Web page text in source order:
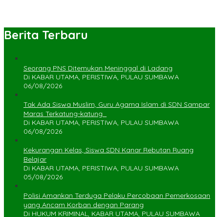
Berita Terbaru
Seorang PNS Ditemukan Meninggal di Ladang
Di KABAR UTAMA, PERISTIWA, PULAU SUMBAWA
06/08/2026
Tak Ada Siswa Muslim, Guru Agama Islam di SDN Sampar
Maras Terkatung-katung ‎
Di KABAR UTAMA, PERISTIWA, PULAU SUMBAWA
06/08/2026
Kekurangan Kelas, Siswa SDN Kanar Rebutan Ruang
Belajar
Di KABAR UTAMA, PERISTIWA, PULAU SUMBAWA
05/08/2026
Polisi Amankan Terduga Pelaku Percobaan Pemerkosaan
yang Ancam Korban dengan Parang
Di HUKUM KRIMINAL, KABAR UTAMA, PULAU SUMBAWA